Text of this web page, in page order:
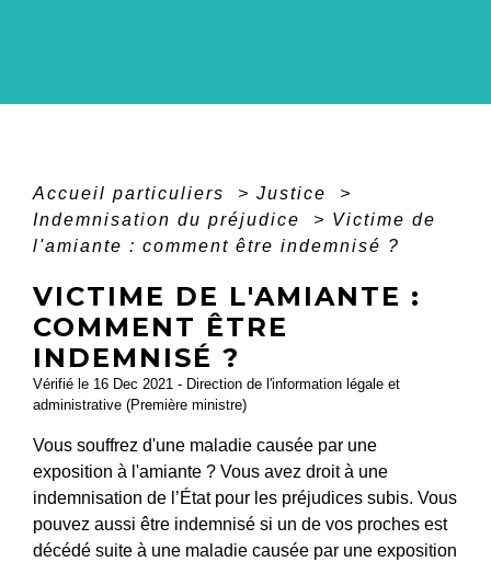
Accueil particuliers > Justice
>
Indemnisation du préjudice
> Victime de
l'amiante : comment être indemnisé ?
VICTIME DE L'AMIANTE :
COMMENT ÊTRE
INDEMNISÉ ?
Vérifié le 16 Dec 2021 - Direction de l'information légale et
administrative (Première ministre)
Vous souffrez d'une maladie causée par une
exposition à l'amiante ? Vous avez droit à une
indemnisation de l’État pour les préjudices subis. Vous
pouvez aussi être indemnisé si un de vos proches est
décédé suite à une maladie causée par une exposition